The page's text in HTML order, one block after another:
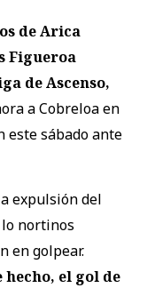
de Arica
Figueroa
de Ascenso,
a Cobreloa en
este sábado ante
expulsión del
nortinos
en golpear.
el gol de